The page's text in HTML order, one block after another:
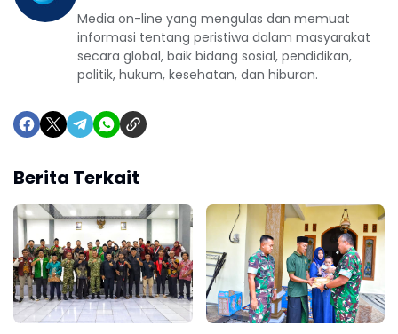
Media on-line yang mengulas dan memuat
informasi tentang peristiwa dalam masyarakat
secara global, baik bidang sosial, pendidikan,
politik, hukum, kesehatan, dan hiburan.
Berita Terkait